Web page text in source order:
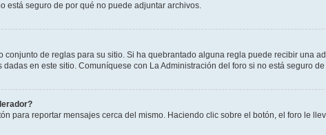
está seguro de por qué no puede adjuntar archivos.
conjunto de reglas para su sitio. Si ha quebrantado alguna regla puede recibir una
en este sitio. Comuníquese con La Administración del foro si no está seguro
para reportar mensajes cerca del mismo. Haciendo clic sobre el botón, el foro le